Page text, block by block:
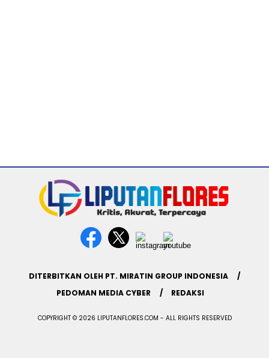
DITERBITKAN OLEH PT. MIRATIN GROUP INDONESIA
PEDOMAN MEDIA CYBER
REDAKSI
COPYRIGHT © 2026 LIPUTANFLORES.COM - ALL RIGHTS RESERVED